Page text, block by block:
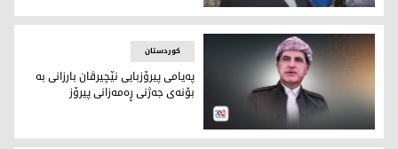
مه‌نسوور جیهانی: ڕۆژنامه‌ ئێرانییه‌كان سه‌رنجیان خستووه‌ته‌
نێچیرڤان بارزانی، سەرۆکی هەرێمی کوردستان
کوردستان
په‌يامى پيرۆزبايی نێچيرڤان بارزانى به‌
بۆنه‌ی جه‌ژنى ڕه‌مه‌زانی پيرۆز